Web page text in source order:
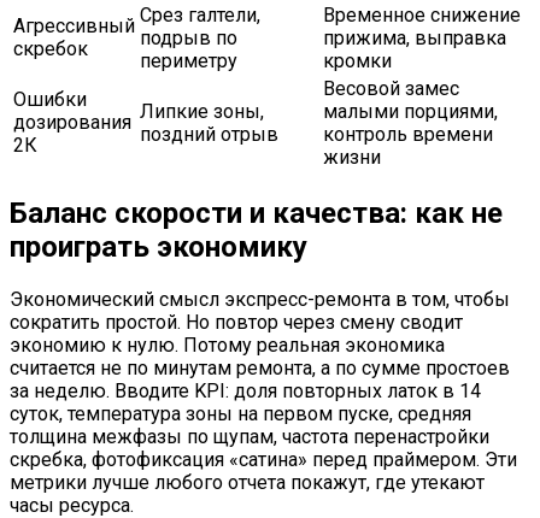
Агрессивный
скребок
Срез галтели,
подрыв по
периметру
Временное снижение
прижима, выправка
кромки
Ошибки
дозирования
2К
Липкие зоны,
поздний отрыв
Весовой замес
малыми порциями,
контроль времени
жизни
Баланс скорости и качества: как не
проиграть экономику
Экономический смысл экспресс-ремонта в том, чтобы
сократить простой. Но повтор через смену сводит
экономию к нулю. Потому реальная экономика
считается не по минутам ремонта, а по сумме простоев
за неделю. Вводите KPI: доля повторных латок в 14
суток, температура зоны на первом пуске, средняя
толщина межфазы по щупам, частота перенастройки
скребка, фотофиксация «сатина» перед праймером. Эти
метрики лучше любого отчета покажут, где утекают
часы ресурса.